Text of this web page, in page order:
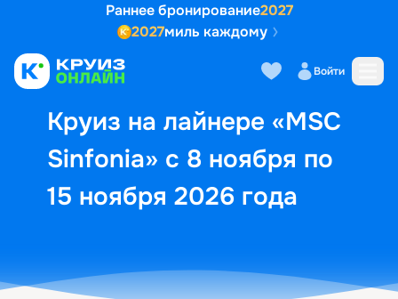
Раннее бронирование2027
2027миль каждому
Войти
Круиз на лайнере «MSC
Sinfonia» с 8 ноября по
15 ноября 2026 года
Выбор кают Маршрут и